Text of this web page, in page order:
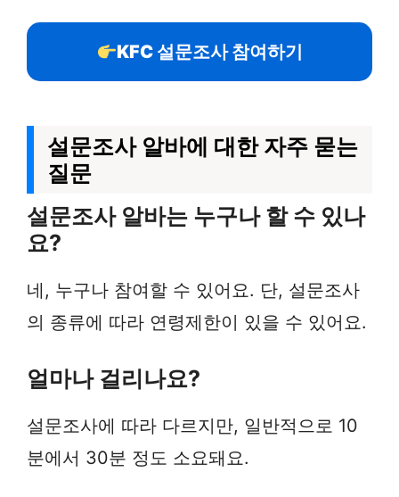
KFC 설문조사 참여하기
설문조사 알바에 대한 자주 묻는
질문
설문조사 알바는 누구나 할 수 있나
요?
네, 누구나 참여할 수 있어요. 단, 설문조사
의 종류에 따라 연령제한이 있을 수 있어요.
얼마나 걸리나요?
설문조사에 따라 다르지만, 일반적으로 10
분에서 30분 정도 소요돼요.